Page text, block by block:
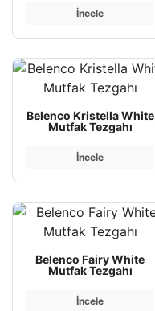
İncele
Belenco Kristella White
Mutfak Tezgahı
İncele
Belenco Fairy White
Mutfak Tezgahı
İncele